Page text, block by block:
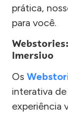
prática,
para você.
Imersivo
Os
interativa
experiência